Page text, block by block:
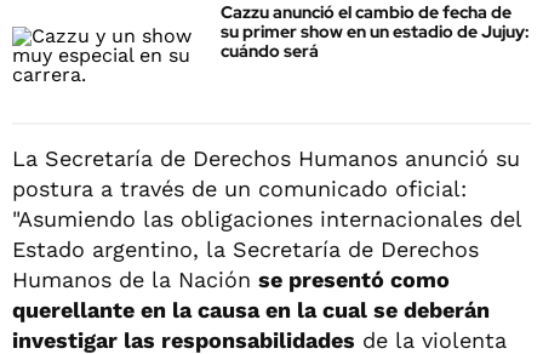
Cazzu anunció el cambio de fecha de
su primer show en un estadio de Jujuy:
cuándo será
La Secretaría de Derechos Humanos anunció su
postura a través de un comunicado oficial:
"Asumiendo las obligaciones internacionales del
Estado argentino, la Secretaría de Derechos
Humanos de la Nación se presentó como
querellante en la causa en la cual se deberán
investigar las responsabilidades de la violenta